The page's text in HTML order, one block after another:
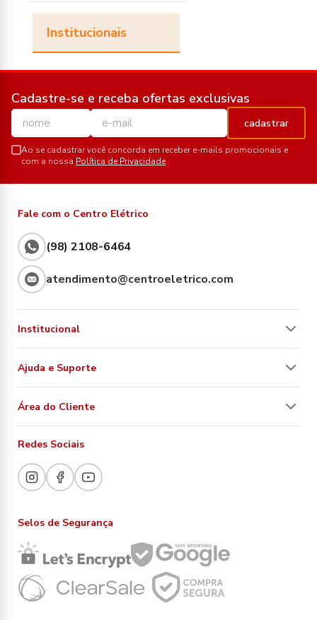
Institucionais
Cadastre-se e receba ofertas exclusivas
cadastrar
Ao se cadastrar você concorda em receber e-mails promocionais e
com a nossa Política de Privacidade
Fale com o Centro Elétrico
(98) 2108-6464
atendimento@centroeletrico.com
Institucional
Ajuda e Suporte
Área do Cliente
Redes Sociais
Selos de Segurança